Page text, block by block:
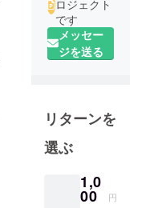
ロジェクト
です
メッセー
ジを送る
リターンを
選ぶ
1,0
00 円